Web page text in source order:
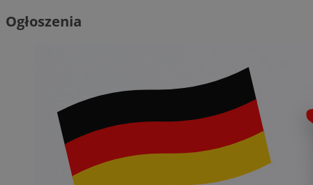
Ogłoszenia